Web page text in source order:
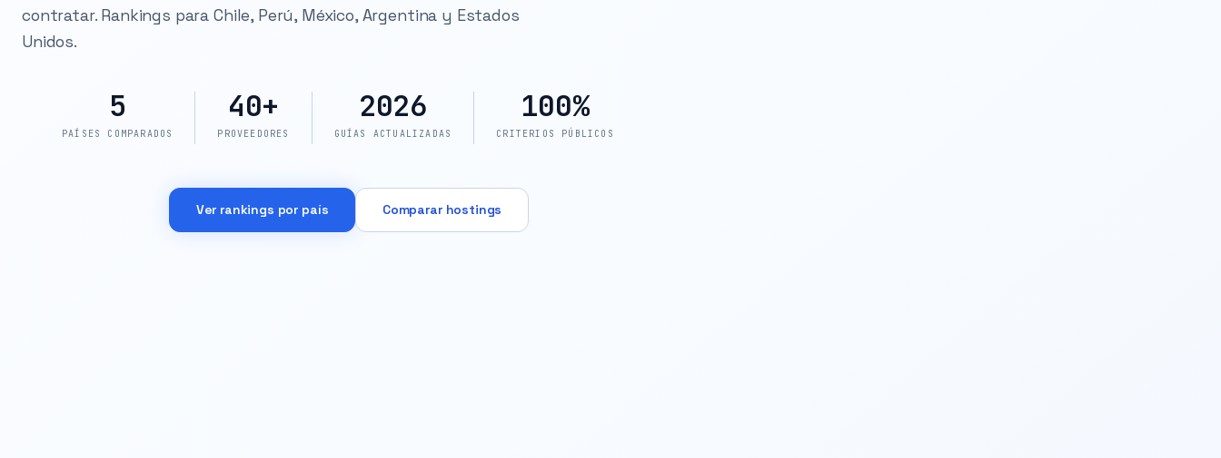
contratar. Rankings para Chile, Perú, México, Argentina y Estados
Unidos.
5
PAÍSES COMPARADOS
40+
PROVEEDORES
2026
GUÍAS ACTUALIZADAS
100%
CRITERIOS PÚBLICOS
Ver rankings por país Comparar hostings